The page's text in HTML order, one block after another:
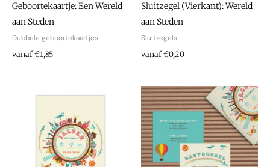
Geboortekaartje: Een Wereld
aan Steden
Dubbele geboortekaartjes
vanaf €1,85
Sluitzegel (Vierkant): Wereld
aan Steden
Sluitzegels
vanaf €0,20